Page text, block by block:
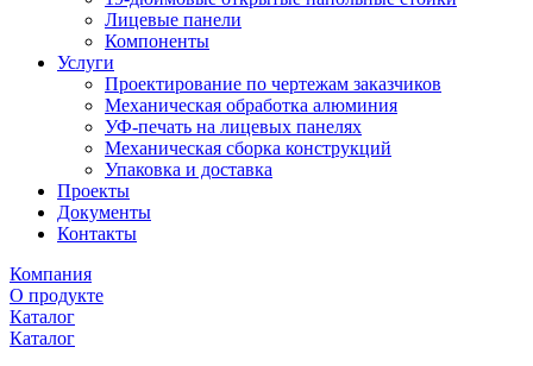
Лицевые панели
Компоненты
Услуги
Проектирование по чертежам заказчиков
Механическая обработка алюминия
УФ-печать на лицевых панелях
Механическая сборка конструкций
Упаковка и доставка
Проекты
Документы
Контакты
Компания
О продукте
Каталог
Каталог